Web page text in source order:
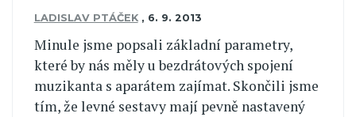
LADISLAV PTÁČEK , 6. 9. 2013
Minule jsme popsali základní parametry,
které by nás měly u bezdrátových spojení
muzikanta s aparátem zajímat. Skončili jsme
tím, že levné sestavy mají pevně nastavený